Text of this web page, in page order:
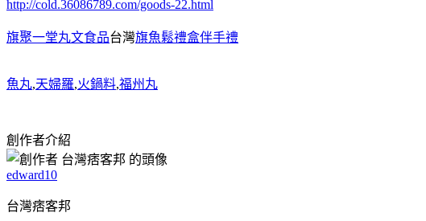
http://cold.36086789.com/goods-22.html
旗聚一堂丸文食品台灣旗魚鬆禮盒伴手禮
魚丸,天婦羅,火鍋料,福州丸
創作者介紹
edward10
台灣痞客邦